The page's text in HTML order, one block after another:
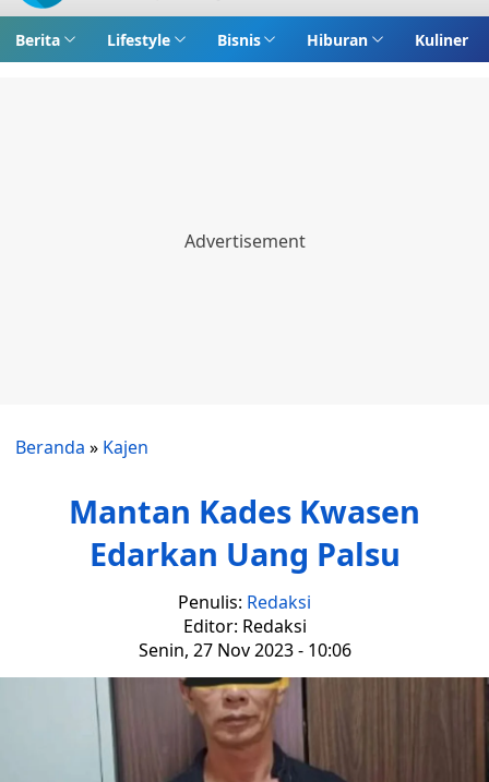
Berita Lifestyle Bisnis Hiburan Kuliner
Beranda » Kajen
Mantan Kades Kwasen
Edarkan Uang Palsu
Penulis: Redaksi
Editor: Redaksi
Senin, 27 Nov 2023 - 10:06